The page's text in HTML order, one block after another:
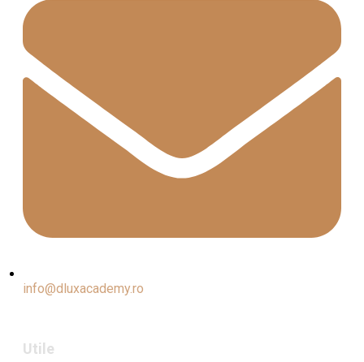
info@dluxacademy.ro
Utile